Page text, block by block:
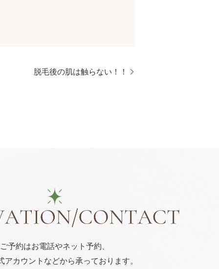
脱毛後の肌は触らない！！
ご予約はお電話やネット予約、
アカウント などから承っております。